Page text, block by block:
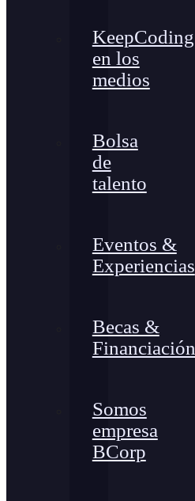
KeepCoding
en los
medios
Bolsa
de
talento
Eventos &
Experiencias
Becas &
Financiación
Somos
empresa
BCorp